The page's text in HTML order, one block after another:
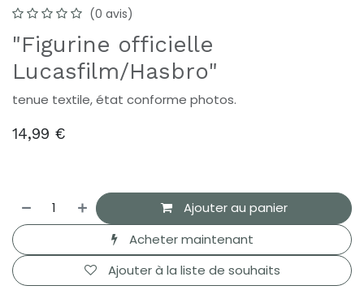
(0 avis)
"Figurine officielle
Lucasfilm/Hasbro"
tenue textile, état conforme photos.
14,99 €
Ajouter au panier
Acheter maintenant
Ajouter à la liste de souhaits